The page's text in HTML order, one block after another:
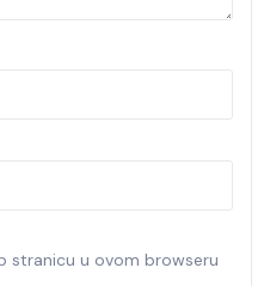
stranicu u ovom browseru